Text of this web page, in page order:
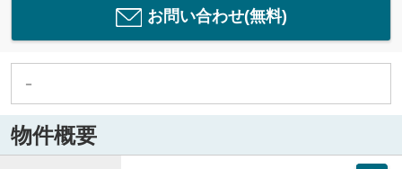
お問い合わせ(無料)
－
物件概要